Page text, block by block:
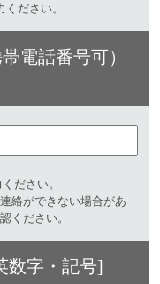
ださい。
電話番号可）
ださい。​
絡ができない場合があ
ください。
数字・記号]​